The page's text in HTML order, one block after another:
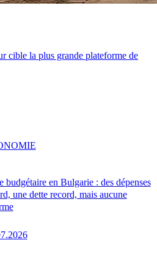
cible la plus grande plateforme de
budgétaire en Bulgarie : des dépenses
une dette record, mais aucune